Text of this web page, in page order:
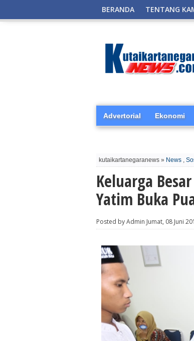
BERANDA TENTANG
Advertorial Ekonomi
kutaikartanegaranews » News ,
Keluarga
Yatim Buka
Posted by Admin Jumat, 08 Juni